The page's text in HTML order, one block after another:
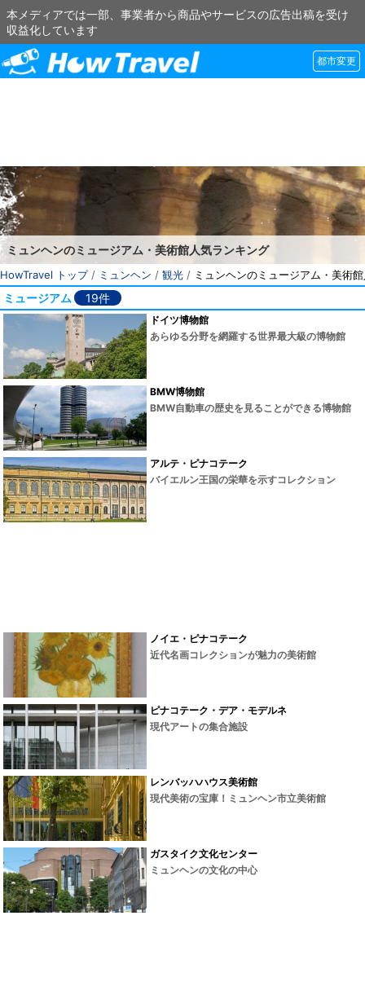
本メディアでは一部、事業者から商品やサービスの広告出稿を受け
収益化しています
都市変更
ミュンヘンのミュージアム・美術館人気ランキング
HowTravel トップ/ ミュンヘン / 観光 / ミュンヘンのミュージアム・美術
ミュージアム 19件
ドイツ博物館
あらゆる分野を網羅する世界最大級の博物館
BMW博物館
BMW自動車の歴史を見ることができる博物館
アルテ・ピナコテーク
バイエルン王国の栄華を示すコレクション
ノイエ・ピナコテーク
近代名画コレクションが魅力の美術館
ピナコテーク・デア・モデルネ
現代アートの集合施設
レンバッハハウス美術館
現代美術の宝庫！ミュンヘン市立美術館
ガスタイク文化センター
ミュンヘンの文化の中心